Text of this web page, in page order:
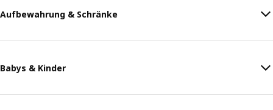
Aufbewahrung & Schränke
Babys & Kinder